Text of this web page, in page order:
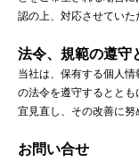
認の上、対応させていた
法令、規範の遵守
当社は、保有する個人
の法令を遵守するとと
宜見直し、その改善に努
お問い合せ